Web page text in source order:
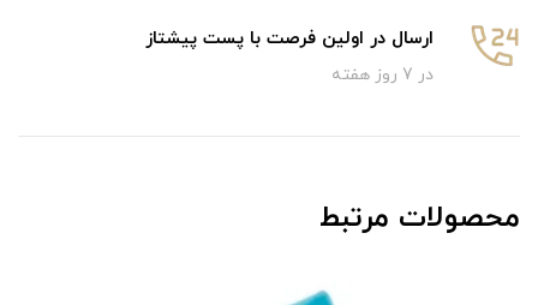
ارسال در اولین فرصت با پست پیشتاز
در 7 روز هفته
محصولات مرتبط